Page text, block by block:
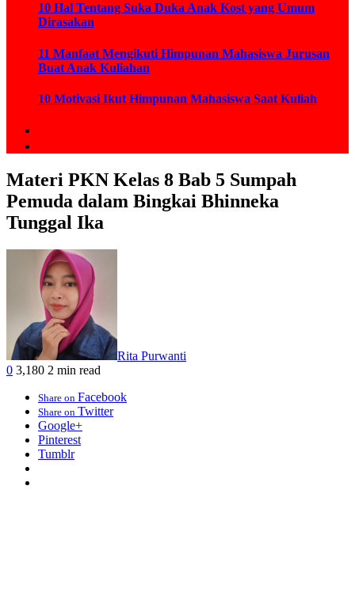
10 Hal Tentang Suka Duka Anak Kost yang Umum
Dirasakan
11 Manfaat Mengikuti Himpunan Mahasiswa Jurusan
Buat Anak Kuliahan
10 Motivasi Ikut Himpunan Mahasiswa Saat Kuliah
Materi PKN Kelas 8 Bab 5 Sumpah
Pemuda dalam Bingkai Bhinneka
Tunggal Ika
Rita Purwanti
0 3,180 2 min read
Share on Facebook
Share on Twitter
Google+
Pinterest
Tumblr